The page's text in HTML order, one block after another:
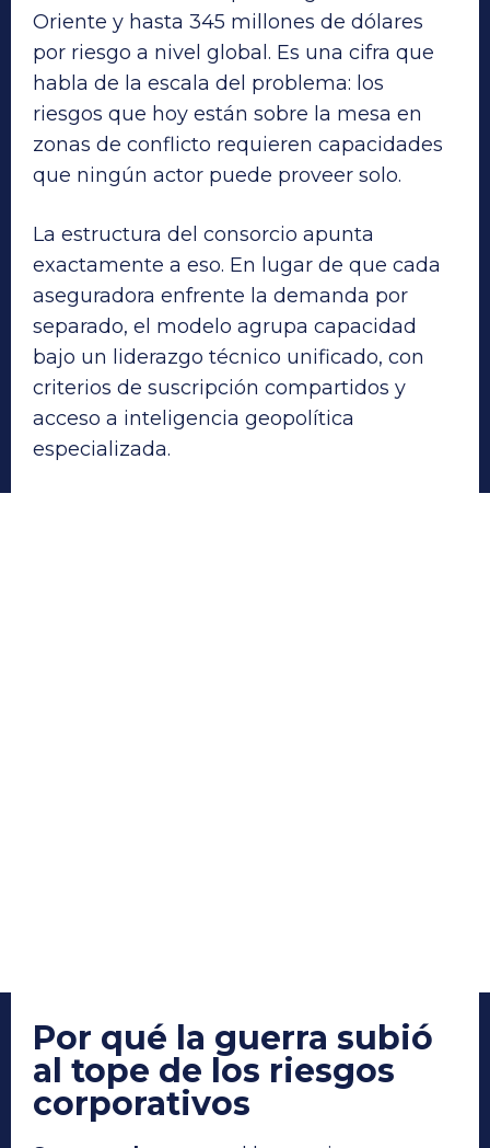
Oriente y hasta 345 millones de dólares
por riesgo a nivel global. Es una cifra que
habla de la escala del problema: los
riesgos que hoy están sobre la mesa en
zonas de conflicto requieren capacidades
que ningún actor puede proveer solo.
La estructura del consorcio apunta
exactamente a eso. En lugar de que cada
aseguradora enfrente la demanda por
separado, el modelo agrupa capacidad
bajo un liderazgo técnico unificado, con
criterios de suscripción compartidos y
acceso a inteligencia geopolítica
especializada.
Por qué la guerra subió
al tope de los riesgos
corporativos